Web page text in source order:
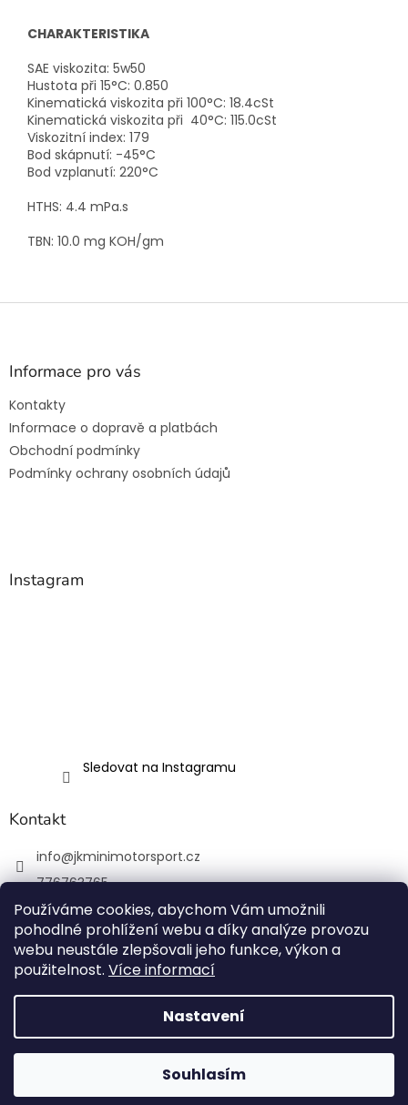
Používáme cookies, abychom Vám umožnili
pohodlné prohlížení webu a díky analýze provozu
webu neustále zlepšovali jeho funkce, výkon a
použitelnost. Více informací
Nastavení
Souhlasím
CHARAKTERISTIKA
SAE viskozita: 5w50
Hustota při 15°C: 0.850
Kinematická viskozita při 100°C: 18.4cSt
Kinematická viskozita při 40°C: 115.0cSt
Viskozitní index: 179
Bod skápnutí: -45°C
Bod vzplanutí: 220°C
HTHS: 4.4 mPa.s
TBN: 10.0 mg KOH/gm
Z
Informace pro vás
Kontakty
Informace o dopravě a platbách
Obchodní podmínky
Podmínky ochrany osobních údajů
Instagram
Sledovat na Instagramu
Kontakt
info@jkminimotorsport.cz
776763765
JK MINI Motorsport
JKMiniMotorsport.cz
Vytvořil Shoptet
Copyright 2026JK MINI Motorsport. Všechna práva
vyhrazena.